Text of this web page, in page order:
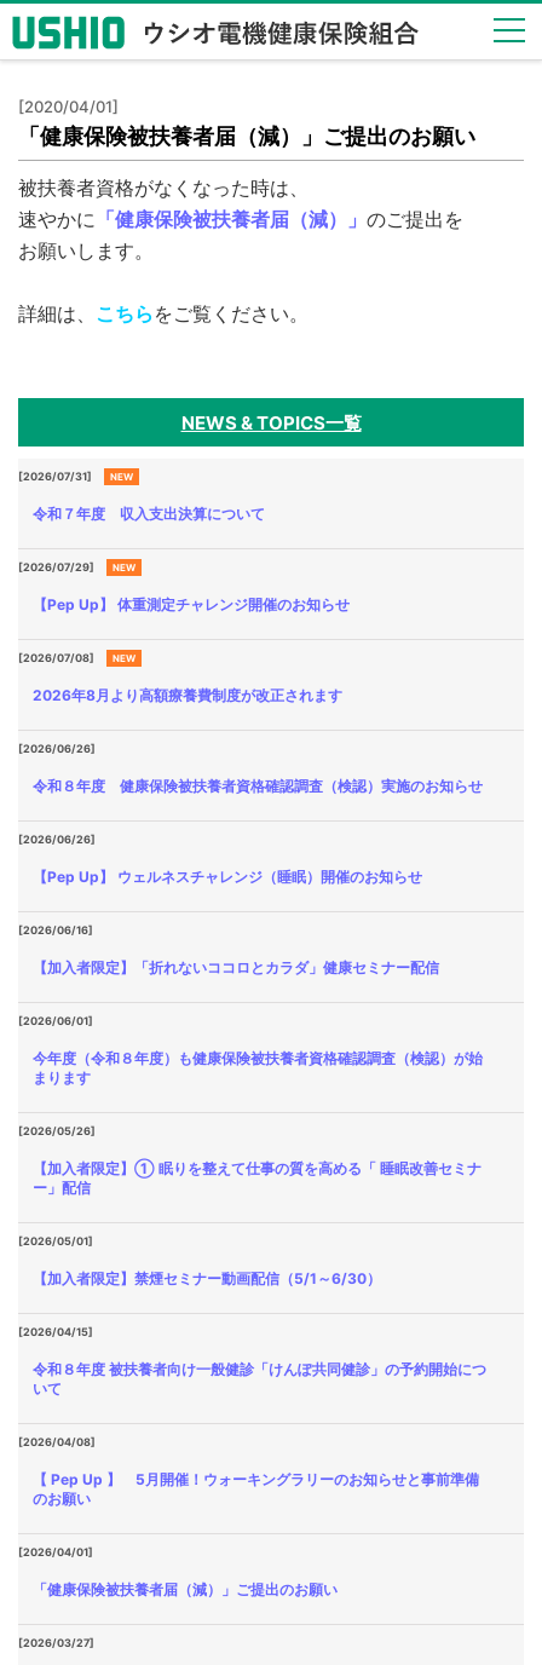
健保
のし
くみ
Insurance
System
の給
付
事業
Health
各種
手続
き
書一
Application
よく
ある
質問
FAQ
[2020/04/01]
「健康保険被扶養者届（減）」ご提出のお願い
被扶養者資格がなくなった時は、
速やかに 「健康保険被扶養者届（減）」 のご提出を
お願いします。
詳細は、 こちら をご覧ください。
NEWS & TOPICS一覧
[2026/07/31] NEW
令和７年度 収入支出決算について
[2026/07/29] NEW
【Pep Up】 体重測定チャレンジ開催のお知らせ
[2026/07/08] NEW
2026年8月より高額療養費制度が改正されます
[2026/06/26]
令和８年度 健康保険被扶養者資格確認調査（検認）実施のお知らせ
[2026/06/26]
【Pep Up】 ウェルネスチャレンジ（睡眠）開催のお知らせ
[2026/06/16]
【加入者限定】「折れないココロとカラダ」健康セミナー配信
[2026/06/01]
今年度（令和８年度）も健康保険被扶養者資格確認調査（検認）が始
まります
[2026/05/26]
【加入者限定】① 眠りを整えて仕事の質を高める「 睡眠改善セミナ
ー」配信
[2026/05/01]
【加入者限定】禁煙セミナー動画配信（5/1～6/30）
[2026/04/15]
令和８年度 被扶養者向け一般健診「けんぽ共同健診」の予約開始につ
いて
[2026/04/08]
【 Pep Up 】 5月開催！ウォーキングラリーのお知らせと事前準備
のお願い
[2026/04/01]
「健康保険被扶養者届（減）」ご提出のお願い
[2026/03/27]